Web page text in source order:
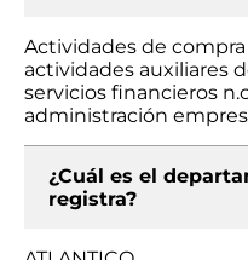
Actividades de
actividades auxiliares
servicios financieros
administración
¿Cuál es el
registra?